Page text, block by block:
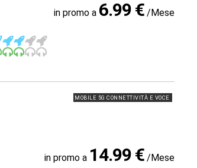
in promo a 6.99 € /Mese
MOBILE 5G CONNETTIVITÀ E VOCE
in promo a 14.99 € /Mese